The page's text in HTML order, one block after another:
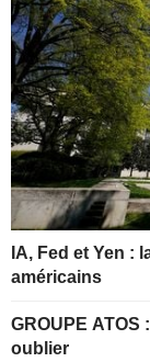
IA, Fed et Yen :
américains
GROUPE ATOS : une nouvelle année à
oublier